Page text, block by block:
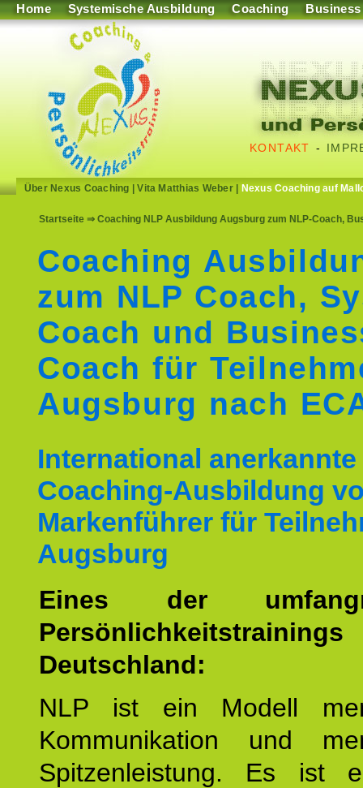
Home Systemische Ausbildung Coaching Business
KONTAKT -
Über Nexus Coaching |Vita Matthias Weber| Nexus Coaching auf
Startseite ⇒ Coaching NLP Ausbildung Augsburg zum NLP-Coach,
Coaching
zum NLP Coach,
Coach und
Coach für
Augsburg nach
International anerkannte
Coaching-Ausbildung
Markenführer für
Augsburg
Eines der
Deutschland:
NLP ist ein Modell
Kommunikation und
Spitzenleistung. Es ist